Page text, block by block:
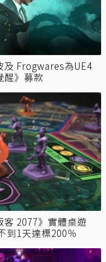
及 Frogwares為UE4
醒》募款
客 2077》實體桌遊
到1天達標200％